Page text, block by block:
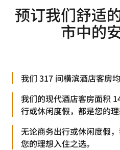
预订我们舒适
市中的
我们 317 间横滨酒店客房
我们的现代酒店客房面积
行或休闲度假，都是您的理
无论商务出行或休闲度假
您的理想入住之选。